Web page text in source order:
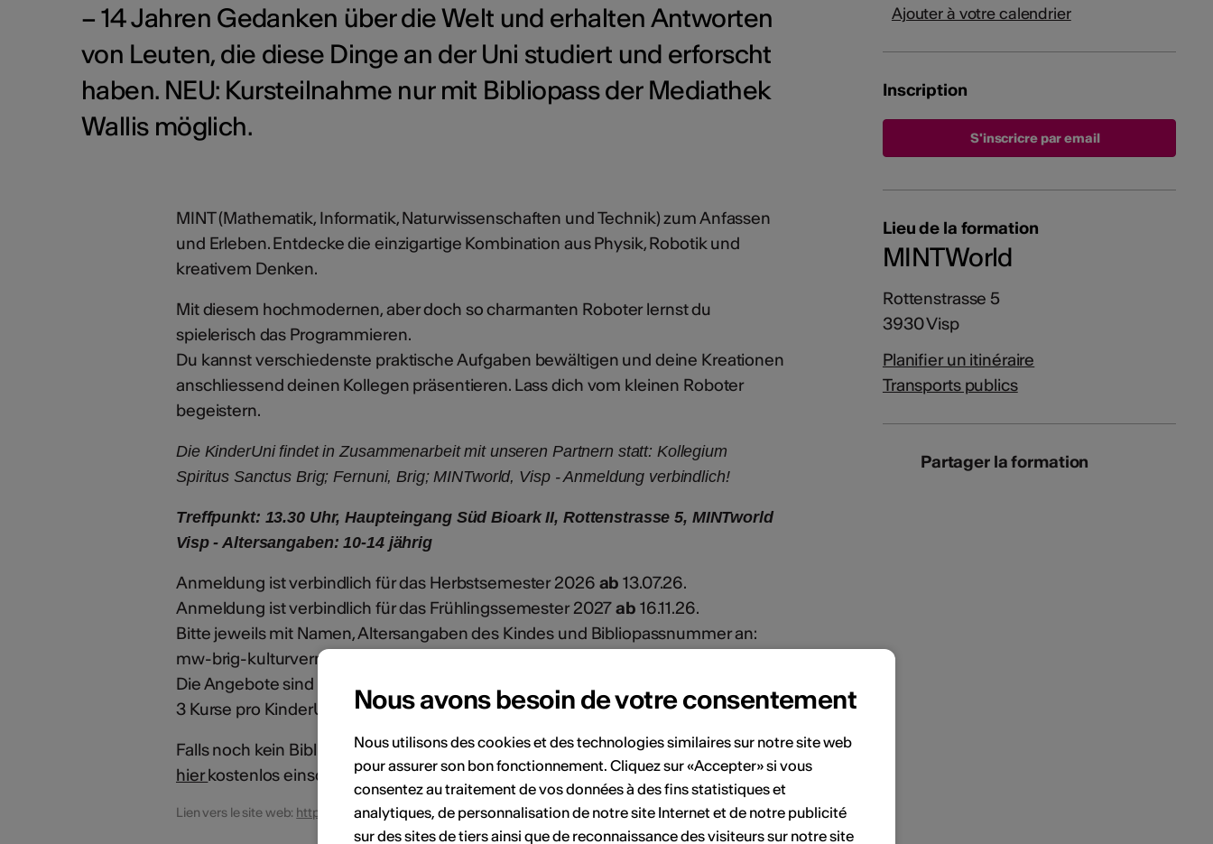
– 14 Jahren Gedanken über die Welt und erhalten Antworten
von Leuten, die diese Dinge an der Uni studiert und erforscht
haben. NEU: Kursteilnahme nur mit Bibliopass der Mediathek
Wallis möglich.
MINT (Mathematik, Informatik, Naturwissenschaften und Technik) zum Anfassen
und Erleben. Entdecke die einzigartige Kombination aus Physik, Robotik und
kreativem Denken.
Mit diesem hochmodernen, aber doch so charmanten Roboter lernst du
spielerisch das Programmieren.
Du kannst verschiedenste praktische Aufgaben bewältigen und deine Kreationen
anschliessend deinen Kollegen präsentieren. Lass dich vom kleinen Roboter
begeistern.
Die KinderUni findet in Zusammenarbeit mit unseren Partnern statt: Kollegium
Spiritus Sanctus Brig; Fernuni, Brig; MINTworld, Visp - Anmeldung verbindlich!
Treffpunkt: 13.30 Uhr, Haupteingang Süd Bioark II, Rottenstrasse 5, MINTworld
Visp - Altersangaben: 10-14 jährig
Anmeldung ist verbindlich für das Herbstsemester 2026 ab13.07.26.
Anmeldung ist verbindlich für das Frühlingssemester 2027ab 16.11.26.
Bitte jeweils mit Namen, Altersangaben des Kindes und Bibliopassnummer an:
mw-brig-kulturvermittlung@admin.vs.ch
Die Angebote sind kostenlos; Teilnehmerzahl ist limitiert; pro Kind können max.
3 Kurse pro KinderUni-Semester besucht werden.
Falls noch kein Bibliopass der Mediathek Wallis vorhanden ist, können Sie Ihr Kind
hierkostenlos einschreiben.
Lien vers le site web: https://www.mediathek.ch/
Ajouter à votre calendrier
Inscription
S'inscricre par email
Lieu de la formation
MINTWorld
Rottenstrasse 5
3930 Visp
Planifier un itinéraire
Transports publics
Partager la formation
Nous avons besoin de votre consentement
Nous utilisons des cookies et des technologies similaires sur notre site web
pour assurer son bon fonctionnement. Cliquez sur «Accepter» si vous
consentez au traitement de vos données à des fins statistiques et
analytiques, de personnalisation de notre site Internet et de notre publicité
sur des sites de tiers ainsi que de reconnaissance des visiteurs sur notre site